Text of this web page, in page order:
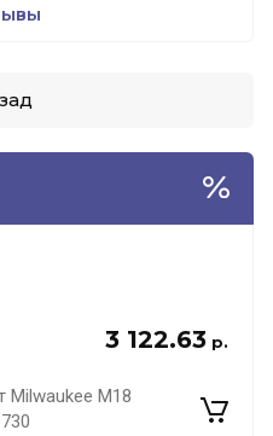
3 122.63 р.
Milwaukee M18